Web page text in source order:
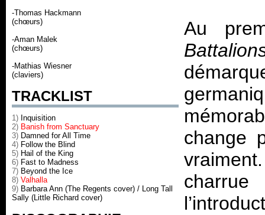
-Thomas Hackmann
(chœurs)
-Aman Malek
(chœurs)
-Mathias Wiesner
(claviers)
TRACKLIST
1) Inquisition
2) Banish from Sanctuary
3) Damned for All Time
4) Follow the Blind
5) Hail of the King
6) Fast to Madness
7) Beyond the Ice
8) Valhalla
9) Barbara Ann (The Regents cover) / Long Tall
Sally (Little Richard cover)
Au
change